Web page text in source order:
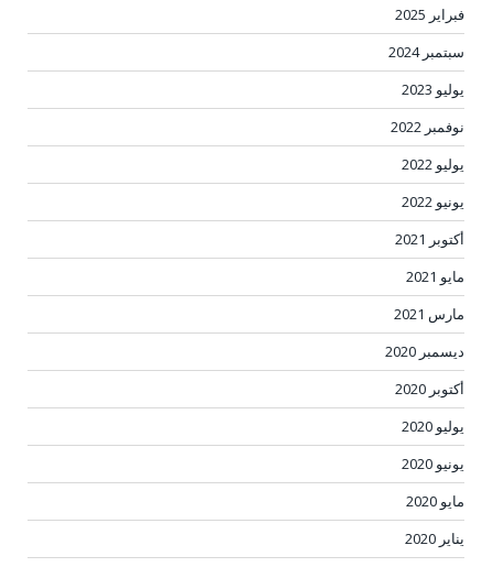
فبراير 2025
سبتمبر 2024
يوليو 2023
نوفمبر 2022
يوليو 2022
يونيو 2022
أكتوبر 2021
مايو 2021
مارس 2021
ديسمبر 2020
أكتوبر 2020
يوليو 2020
يونيو 2020
مايو 2020
يناير 2020